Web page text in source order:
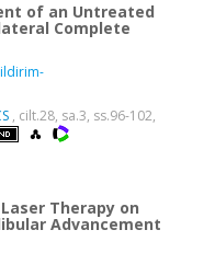
of an Untreated
Complete
, cilt.28, sa.3, ss.96-102,
Therapy on
Advancement